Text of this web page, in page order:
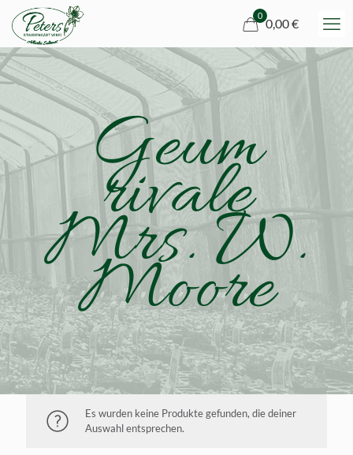
0
0,00 €
Geum
rivale
Mrs. W.
Moore
Es wurden keine Produkte gefunden, die deiner
Auswahl entsprechen.